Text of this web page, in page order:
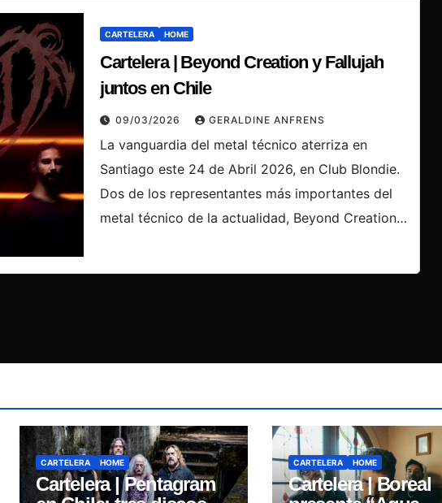
CARTELERA HOME
Cartelera | Beyond Creation y Fallujah
juntos en Chile
09/03/2026 GERALDINE ANFRENS
La vanguardia del metal técnico aterriza en
Santiago este 24 de Abril 2026, en Club Blondie.
Dos de los representantes más importantes del
metal técnico de la actualidad, Beyond Creation…
CARTELERA HOME
Cartelera | Pentagram
CARTELERA HOME
Cartelera | Boreal